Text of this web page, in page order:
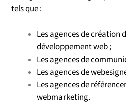
tels que :
Les agences de création
développement web ;
Les agences de
Les agences de
Les agences de
webmarketing.